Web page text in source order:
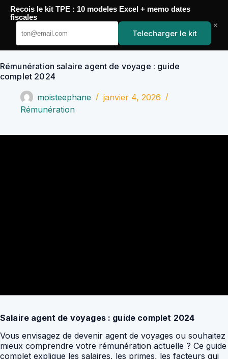
Passer
contenu
YoupiJobs
Rémunération salaire agent de voyage : guide
complet 2024
moisteephane
janvier 4, 2026
Rémunération
Salaire agent de voyages : guide complet 2024
Vous envisagez de devenir agent de voyages ou souhaitez
mieux comprendre votre rémunération actuelle ? Ce guide
complet explique les salaires, les primes, les facteurs qui
Recois le kit TPE : 10 modeles Excel + memo dates
fiscales
Telecharger le kit
×